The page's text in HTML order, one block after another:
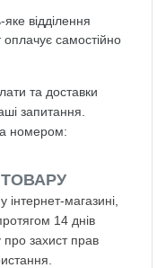
відділення
оплачує самостійно
та доставки
запитання.
номером:
магазині,
14 днів
про захист прав